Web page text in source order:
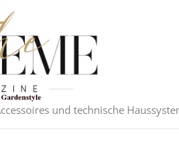
und technische